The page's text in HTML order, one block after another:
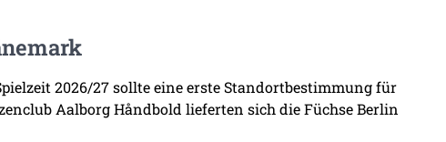
2026/27 sollte eine erste Standortbestimmung für
Aalborg Håndbold lieferten sich die Füchse Berlin